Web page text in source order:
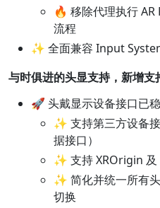
🔥 移除代理执行
流程
✨ 全面兼容 Input
与时俱进的头显支持，新增支
🚀 头戴显示设备接口已
✨ 支持第三方设备
据接口）
✨ 支持 XROrigin
✨ 简化并统一所有
切换